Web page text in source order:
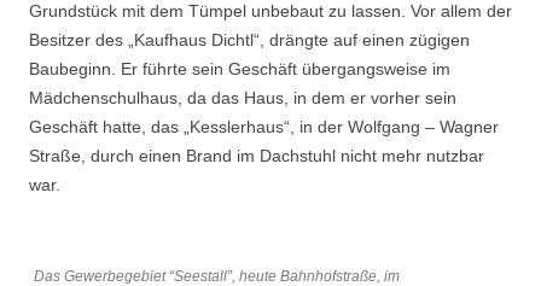
Grundstück mit dem Tümpel unbebaut zu lassen. Vor allem der
Besitzer des „Kaufhaus Dichtl“, drängte auf einen zügigen
Baubeginn. Er führte sein Geschäft übergangsweise im
Mädchenschulhaus, da das Haus, in dem er vorher sein
Geschäft hatte, das „Kesslerhaus“, in der Wolfgang – Wagner
Straße, durch einen Brand im Dachstuhl nicht mehr nutzbar
war.
Das Gewerbegebiet “Seestall”, heute Bahnhofstraße, im